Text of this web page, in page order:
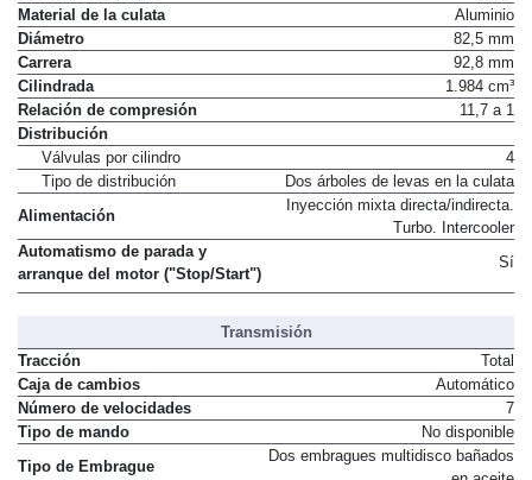
Material del bloque
Hierro
Material de la culata
Aluminio
Diámetro
82,5 mm
Carrera
92,8 mm
Cilindrada
1.984 cm³
Relación de compresión
Distribución
Válvulas por cilindro
4
Dos árboles de levas en la culata
Alimentación
Inyección mixta directa/indirecta.
Automatismo de parada y
arranque del motor ("Stop/Start")
Transmisión
Tracción
Total
Caja de cambios
Automático
Número de velocidades
7
No disponible
Dos embragues multidisco bañados